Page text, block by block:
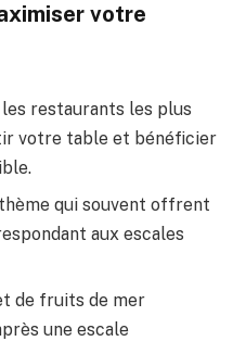
votre
les restaurants les plus
votre table et bénéficier
qui souvent offrent
aux escales
de fruits de mer
une escale